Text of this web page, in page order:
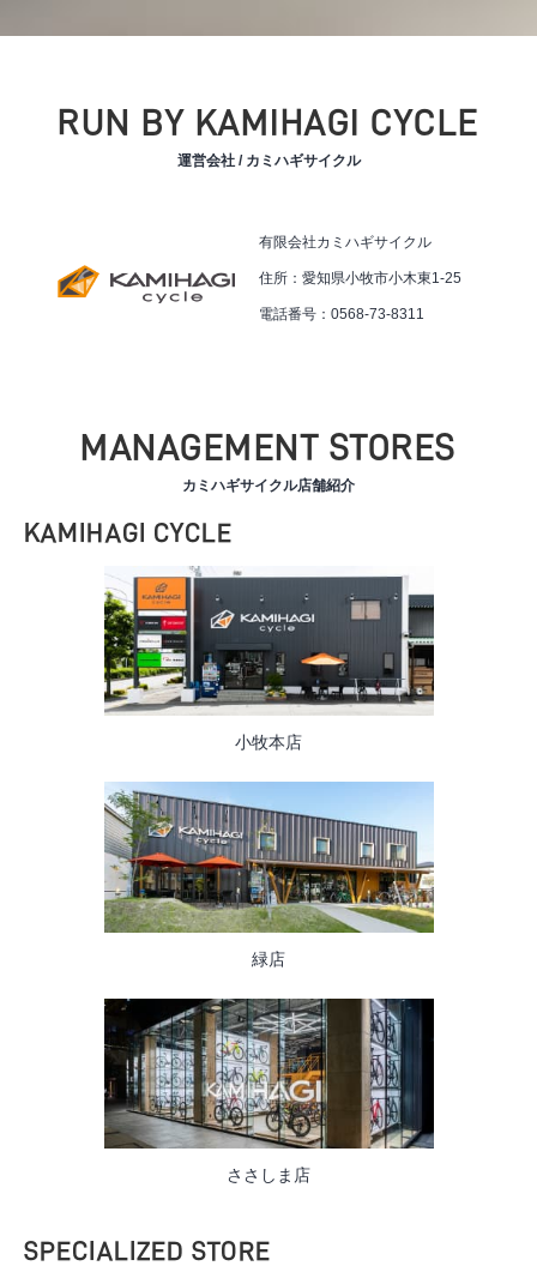
RUN BY KAMIHAGI CYCLE
運営会社 / カミハギサイクル
有限会社カミハギサイクル
住所：愛知県小牧市小木東1-25
電話番号：0568-73-8311
MANAGEMENT STORES
カミハギサイクル店舗紹介
KAMIHAGI CYCLE
小牧本店
緑店
ささしま店
SPECIALIZED STORE